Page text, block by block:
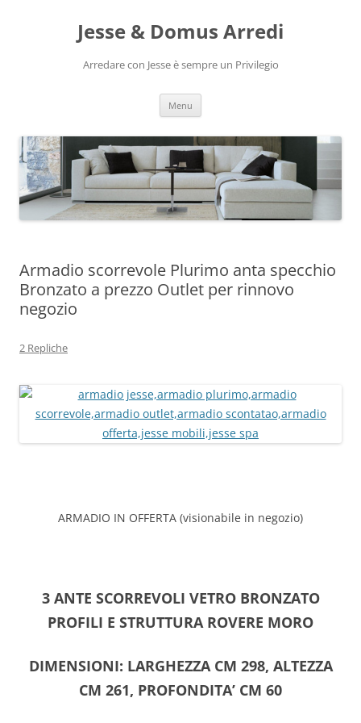
Jesse & Domus Arredi
Arredare con Jesse è sempre un Privilegio
Menu
Armadio scorrevole Plurimo anta specchio
Bronzato a prezzo Outlet per rinnovo
negozio
2 Repliche
ARMADIO IN OFFERTA (visionabile in negozio)
3 ANTE SCORREVOLI VETRO BRONZATO
PROFILI E STRUTTURA ROVERE MORO
DIMENSIONI: LARGHEZZA CM 298, ALTEZZA
CM 261, PROFONDITA’ CM 60